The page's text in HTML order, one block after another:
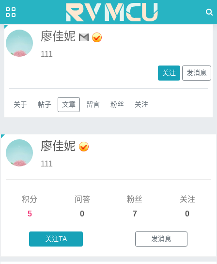
廖佳妮
111
关注 发消息
关于 帖子 文章 留言 粉丝 关注
廖佳妮
111
积分
5
问答
0
粉丝
7
关注
0
关注TA 发消息